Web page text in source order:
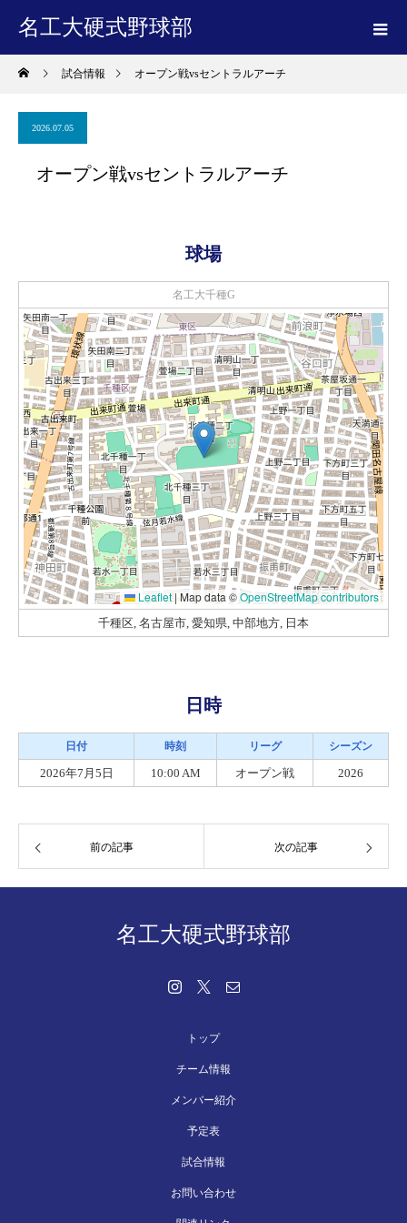
名工大硬式野球部
試合情報 オープン戦vsセントラルアーチ
2026.07.05
オープン戦vsセントラルアーチ
球場
名工大千種G
Leaflet | Map data ©OpenStreetMap contributors
千種区, 名古屋市, 愛知県, 中部地方, 日本
日時
日付 時刻 リーグ シーズン
2026年7月5日 10:00 AM オープン戦 2026
前の記事 次の記事
名工大硬式野球部
トップ
チーム情報
メンバー紹介
予定表
試合情報
お問い合わせ